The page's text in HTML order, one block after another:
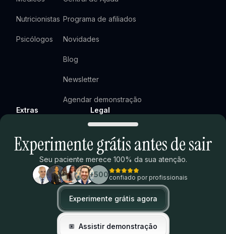
Nutricionistas
Psicólogos
Programa de afiliados
Novidades
Blog
Newsletter
Agendar demonstração
Extras
Calculadora de tempo
Legal
Política de privacidade
Termos do programa de afiliados
Trust Center
Toggle theme
Experimente grátis antes de sair
Seu paciente merece 100% da sua atenção.
+500confiado por profissionais
Experimente grátis agora
Assistir demonstração